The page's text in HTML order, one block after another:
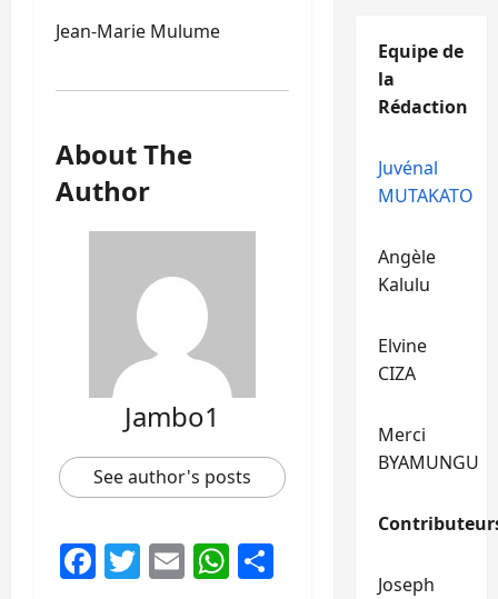
Jean-Marie Mulume
About The
Author
Jambo1
See author's posts
Facebook
Twitter
EmailWhatsApp
Equipe de
la
Rédaction
Juvénal
MUTAKATO
Angèle
Kalulu
Elvine
CIZA
Merci
BYAMUNGU
Joseph